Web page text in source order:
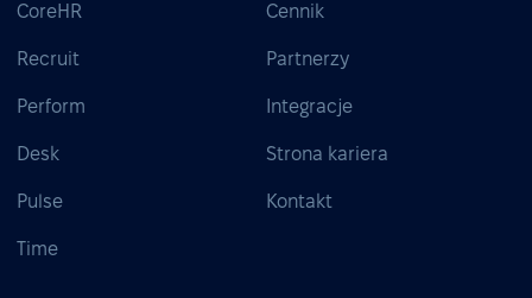
CoreHR
Recruit
Perform
Desk
Pulse
Time
Cennik
Partnerzy
Integracje
Strona kariera
Kontakt